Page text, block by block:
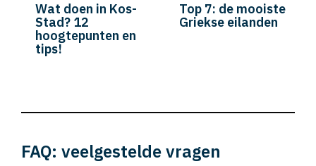
Wat doen in Kos-
Stad? 12
hoogtepunten en
tips!
Top 7: de mooiste
Griekse eilanden
FAQ: veelgestelde vragen